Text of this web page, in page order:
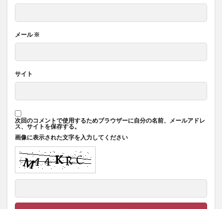
メール※
サイト
次回のコメントで使用するためブラウザーに自分の名前、メールアドレ
ス、サイトを保存する。
画像に表示された文字を入力してください